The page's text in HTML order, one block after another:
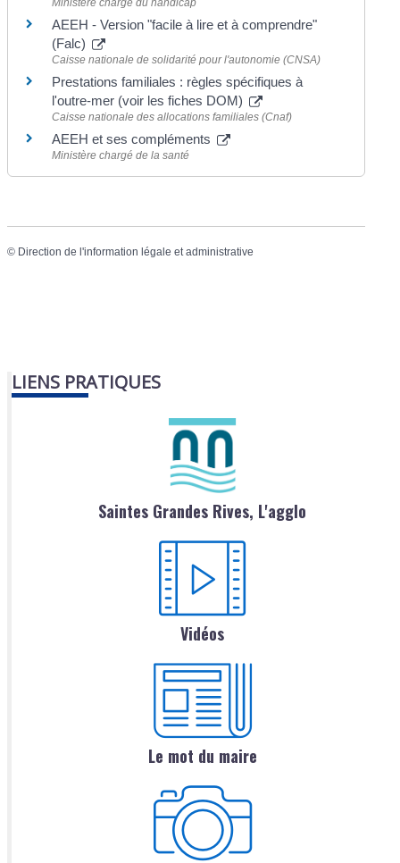
Ministère chargé du handicap
AEEH - Version "facile à lire et à comprendre"
(Falc)
Caisse nationale de solidarité pour l'autonomie (CNSA)
Prestations familiales : règles spécifiques à
l'outre-mer (voir les fiches DOM)
Caisse nationale des allocations familiales (Cnaf)
AEEH et ses compléments
Ministère chargé de la santé
© Direction de l'information légale et administrative
LIENS PRATIQUES
Saintes Grandes Rives, L'agglo
Vidéos
Le mot du maire